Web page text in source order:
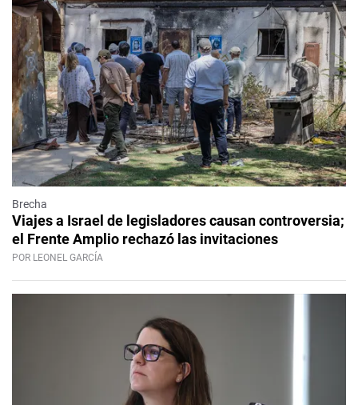
Brecha
Viajes a Israel de legisladores causan controversia;
el Frente Amplio rechazó las invitaciones
POR LEONEL GARCÍA